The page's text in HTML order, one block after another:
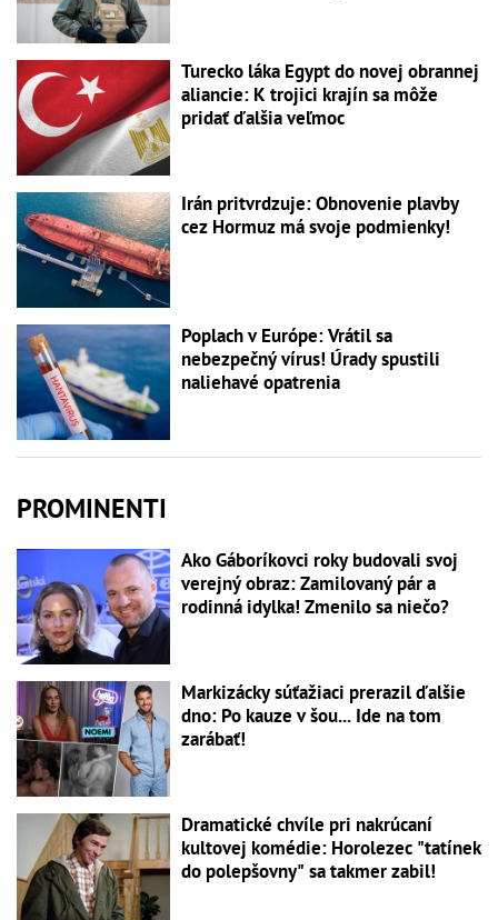
Turecko láka Egypt do novej obrannej
aliancie: K trojici krajín sa môže
pridať ďalšia veľmoc
Irán pritvrdzuje: Obnovenie plavby
cez Hormuz má svoje podmienky!
Poplach v Európe: Vrátil sa
nebezpečný vírus! Úrady spustili
naliehavé opatrenia
PROMINENTI
Ako Gáboríkovci roky budovali svoj
verejný obraz: Zamilovaný pár a
rodinná idylka! Zmenilo sa niečo?
Markizácky súťažiaci prerazil ďalšie
dno: Po kauze v šou... Ide na tom
zarábať!
Dramatické chvíle pri nakrúcaní
kultovej komédie: Horolezec "tatínek
do polepšovny" sa takmer zabil!